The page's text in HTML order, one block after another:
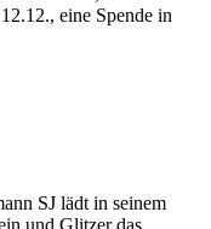
eine Spende in
SJ lädt in seinem
und Glitzer das